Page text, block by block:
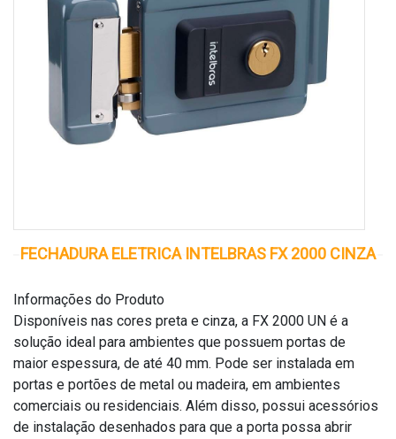
Anterior
FECHADURA ELETRICA INTELBRAS FX 2000 CINZA
Informações do Produto
Disponíveis nas cores preta e cinza, a FX 2000 UN é a
solução ideal para ambientes que possuem portas de
maior espessura, de até 40 mm. Pode ser instalada em
portas e portões de metal ou madeira, em ambientes
comerciais ou residenciais. Além disso, possui acessórios
de instalação desenhados para que a porta possa abrir